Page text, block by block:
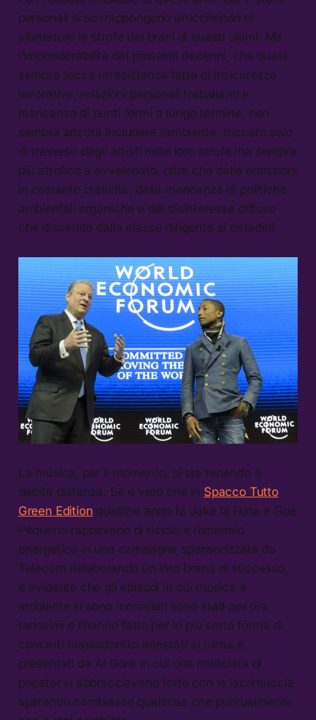
personali si sovrappongono arricchendo di
sfumature le strofe dei brani di questi ultimi. Ma
l’imponderabilità dei prossimi decenni, che quasi
sempre tocca un’esistenza fatta di insicurezze
lavorative, relazioni personali traballanti e
mancanza di punti fermi a lungo termine, non
sembra ancora includere l’ambiente, toccato solo
di traverso dagli artisti nelle loro strofe ma sempre
più atrofico e avvelenato, oltre che dalle emissioni
in costante crescita, dalla mancanza di politiche
ambientali organiche e dal disinteresse diffuso
che discende dalla classe dirigente ai cittadini.
La musica, per il momento, si sta tenendo a
debita distanza. Se è vero che in Spacco Tutto
Green Edition qualche anno fa Jake la Furia e Guè
Pequeno rappavano di riciclo e risparmio
energetico in una campagna sponsorizzata da
Telecom rielaborando un loro brano di successo,
è evidente che gli episodi in cui musica e
ambiente si sono incrociati sono stati per ora
rarissimi e l’hanno fatto per lo più sotto forma di
concerti mastodontici intestati al clima e
presentati da Al Gore in cui una manciata di
popstar si abbracciavano forte con la lacrimuccia
sperando cambiasse qualcosa che puntualmente